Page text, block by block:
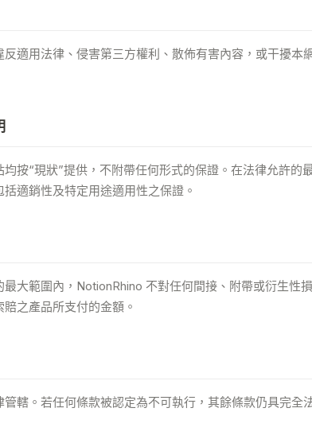
反適用法律、侵害第三方權利、散佈有害內容，或干擾本
按“現狀”提供，不附帶任何形式的保證。在法律允許的
適銷性及特定用途適用性之保證。
最大範圍內，NotionRhino 不對任何間接、附帶或衍生性
之產品所支付的金額。
轄。若任何條款被認定為不可執行，其餘條款仍具完全